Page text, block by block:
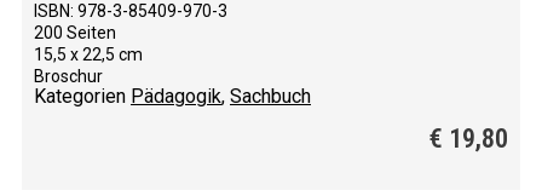
ISBN: 978-3-85409-970-3
200 Seiten
15,5 x 22,5 cm
Broschur
Kategorien Pädagogik, Sachbuch
€ 19,80